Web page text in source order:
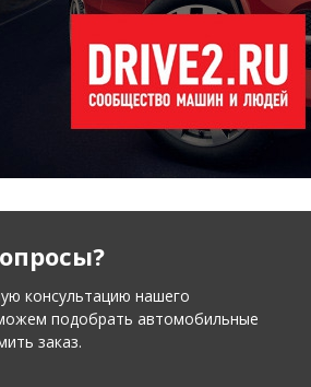
консультацию нашего
подобрать автомобильные
заказ.